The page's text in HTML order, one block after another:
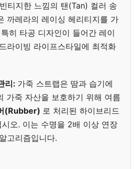
빈티지한 느낌의 탠(Tan) 컬러 송
까레라의 레이싱 헤리티지를 가
히 타공 디자인이 들어간 레이
라이빙 라이프스타일에 최적화
리: 가죽 스트랩은 땀과 습기에
가죽 자산을 보호하기 위해 여름
(Rubber) 로 처리된 하이브리드
오. 이는 수명을 2배 이상 연장
고리즘입니다.